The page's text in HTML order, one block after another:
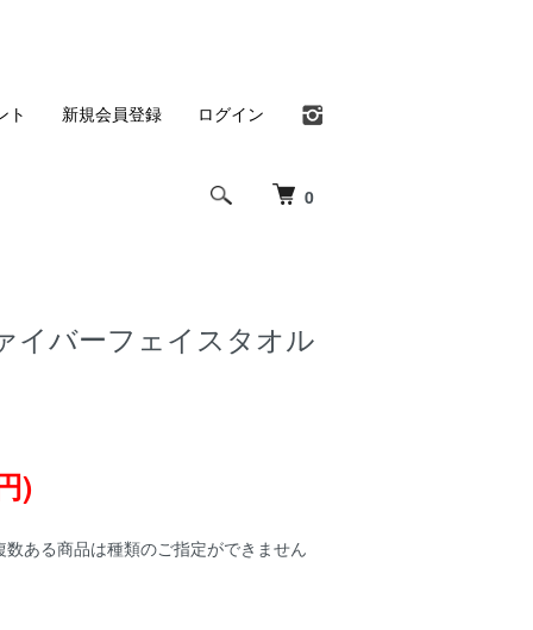
0
ト 新規会員登録 ログイン
イバーフェイスタオル
)
ある商品は種類のご指定ができません